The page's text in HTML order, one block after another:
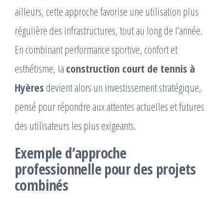
ailleurs, cette approche favorise une utilisation plus
régulière des infrastructures, tout au long de l’année.
En combinant performance sportive, confort et
esthétisme, la construction court de tennis à
Hyères devient alors un investissement stratégique,
pensé pour répondre aux attentes actuelles et futures
des utilisateurs les plus exigeants.
Exemple d’approche
professionnelle pour des projets
combinés